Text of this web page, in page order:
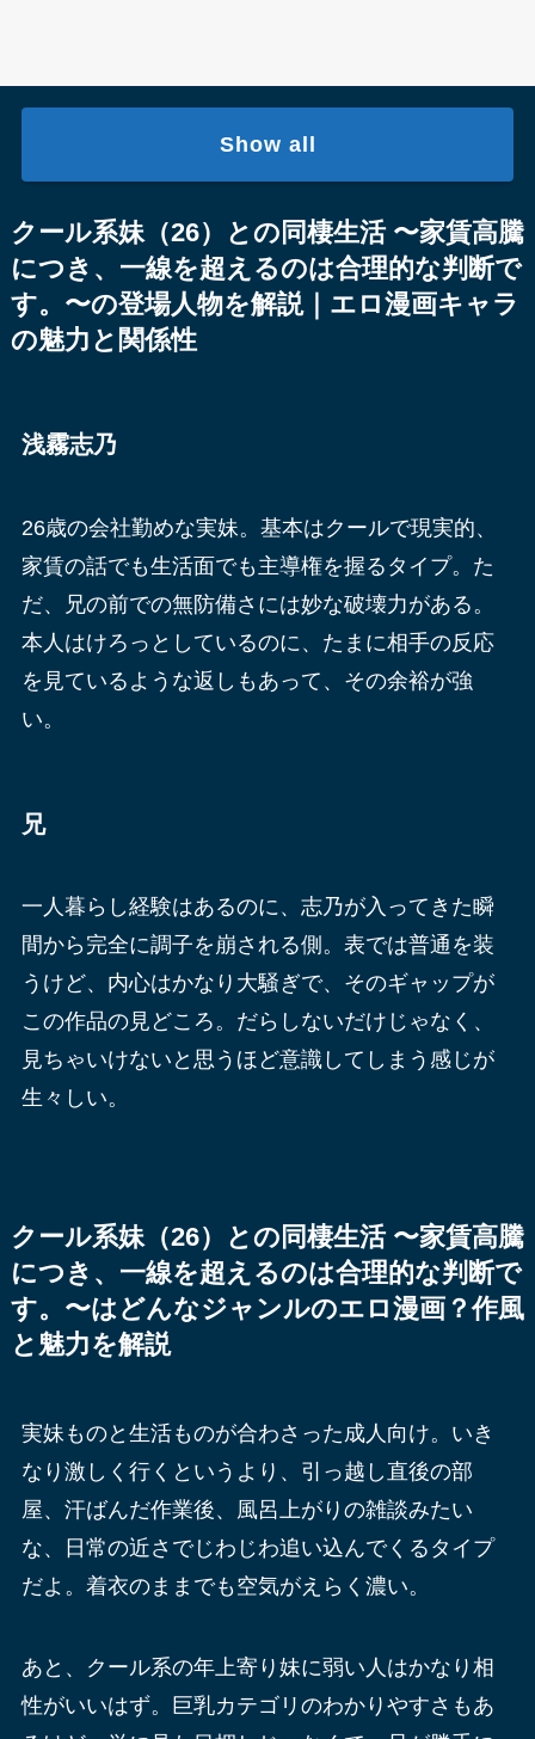
Show all
クール系妹（26）との同棲生活 〜家賃高騰
につき、一線を超えるのは合理的な判断で
す。〜の登場人物を解説｜エロ漫画キャラ
の魅力と関係性
浅霧志乃
26歳の会社勤めな実妹。基本はクールで現実的、
家賃の話でも生活面でも主導権を握るタイプ。た
だ、兄の前での無防備さには妙な破壊力がある。
本人はけろっとしているのに、たまに相手の反応
を見ているような返しもあって、その余裕が強
い。
兄
一人暮らし経験はあるのに、志乃が入ってきた瞬
間から完全に調子を崩される側。表では普通を装
うけど、内心はかなり大騒ぎで、そのギャップが
この作品の見どころ。だらしないだけじゃなく、
見ちゃいけないと思うほど意識してしまう感じが
生々しい。
クール系妹（26）との同棲生活 〜家賃高騰
につき、一線を超えるのは合理的な判断で
す。〜はどんなジャンルのエロ漫画？作風
と魅力を解説
実妹ものと生活ものが合わさった成人向け。いき
なり激しく行くというより、引っ越し直後の部
屋、汗ばんだ作業後、風呂上がりの雑談みたい
な、日常の近さでじわじわ追い込んでくるタイプ
だよ。着衣のままでも空気がえらく濃い。
あと、クール系の年上寄り妹に弱い人はかなり相
性がいいはず。巨乳カテゴリのわかりやすさもあ